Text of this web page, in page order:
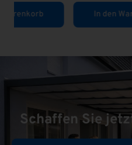
Ausführung wählen
Schaffen Sie